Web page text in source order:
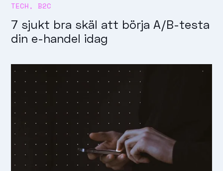
TECH,B2C
7 sjukt bra skäl att börja A/B-testa
din e-handel idag